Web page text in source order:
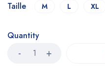
Taille M L XL
Quantity